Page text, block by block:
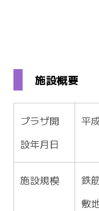
施設概要
プラザ開
設年月日
平
施設規模
鉄
敷